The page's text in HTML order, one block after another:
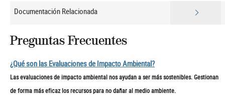
Documentación Relacionada
Preguntas Frecuentes
¿Qué son las Evaluaciones de Impacto Ambiental?
Las evaluaciones de impacto ambiental nos ayudan a ser más sostenibles. Gestionan
de forma más eficaz los recursos para no dañar al medio ambiente.